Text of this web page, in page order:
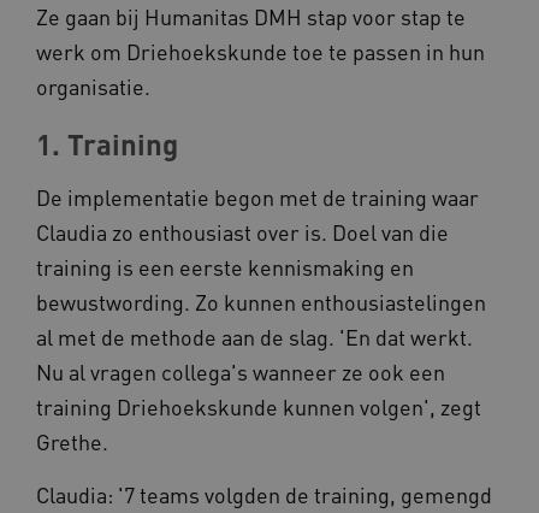
Ze gaan bij Humanitas DMH stap voor stap te
werk om Driehoekskunde toe te passen in hun
organisatie.
1. Training
De implementatie begon met de training waar
Claudia zo enthousiast over is. Doel van die
training is een eerste kennismaking en
bewustwording. Zo kunnen enthousiastelingen
al met de methode aan de slag. 'En dat werkt.
Nu al vragen collega's wanneer ze ook een
training Driehoekskunde kunnen volgen', zegt
Grethe.
Claudia: '7 teams volgden de training, gemengd
www.kennispleingehandicaptensector.nl
AWSALBCORS
Amazon.com Inc.
vilans.blueconic.net
AWSALBCORS
Amazon.com Inc.
a594.kennispleingehandicaptensector.nl